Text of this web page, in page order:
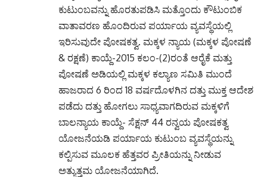
ಕುಟುಂಬವನ್ನು ಹೊರತುಪಡಿಸಿ ಮತ್ತೊಂದು ಕೌಟುಂಬಿಕ
ವಾತಾವರಣ ಹೊಂದಿರುವ ಪರ್ಯಾಯ ವ್ಯವಸ್ಥೆಯಲ್ಲಿ
ಇರಿಸುವುದೇ ಪೋಷಕತ್ವ. ಮಕ್ಕಳ ನ್ಯಾಯ (ಮಕ್ಕಳ ಪೋಷಣೆ
& ರಕ್ಷಣೆ) ಕಾಯ್ದೆ-2015 ಕಲಂ-(2)ರಂತೆ ಆರೈಕೆ ಮತ್ತು
ಪೋಷಣೆ ಅಡಿಯಲ್ಲಿ ಮಕ್ಕಳ ಕಲ್ಯಾಣ ಸಮಿತಿ ಮುಂದೆ
ಹಾಜರಾದ 6 ರಿಂದ 18 ವರ್ಷದೊಳಗಿನ ದತ್ತು ಮುಕ್ತ ಆದೇಶ
ಪಡೆದು ದತ್ತು ಹೋಗಲು ಸಾಧ್ಯವಾಗದಿರುವ ಮಕ್ಕಳಿಗೆ
ಬಾಲನ್ಯಾಯ ಕಾಯ್ದೆ- ಸೆಕ್ಷನ್ 44 ರನ್ವಯ ಪೋಷಕತ್ವ
ಯೋಜನೆಯಡಿ ಪರ್ಯಾಯ ಕುಟುಂಬ ವ್ಯವಸ್ಥೆಯನ್ನು
ಕಲ್ಪಿಸುವ ಮೂಲಕ ಹೆತ್ತವರ ಪ್ರೀತಿಯನ್ನು ನೀಡುವ
ಅತ್ಯುತ್ತಮ ಯೋಜನೆಯಾಗಿದೆ.